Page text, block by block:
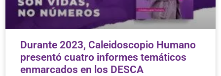
Durante 2023, Caleidoscopio Humano
presentó cuatro informes temáticos
enmarcados en los DESCA